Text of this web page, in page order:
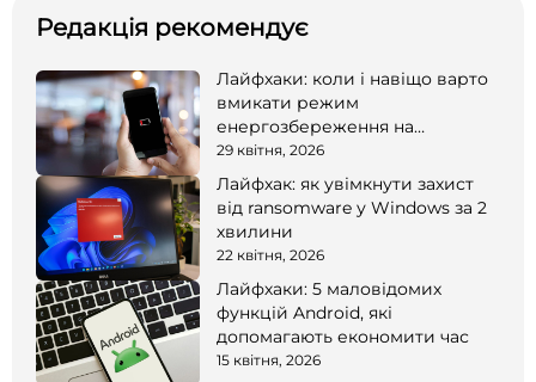
Редакція рекомендує
Лайфхаки: коли і навіщо варто
вмикати режим
енергозбереження на
смартфоні
29 квітня, 2026
Лайфхак: як увімкнути захист
від ransomware у Windows за 2
хвилини
22 квітня, 2026
Лайфхаки: 5 маловідомих
функцій Android, які
допомагають економити час
15 квітня, 2026